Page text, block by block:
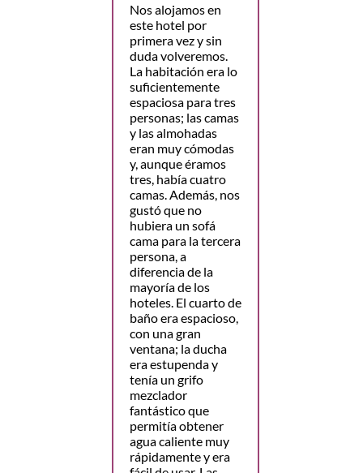
Nos alojamos en
este hotel por
primera vez y sin
duda volveremos.
La habitación era lo
suficientemente
espaciosa para tres
personas; las camas
y las almohadas
eran muy cómodas
y, aunque éramos
tres, había cuatro
camas. Además, nos
gustó que no
hubiera un sofá
cama para la tercera
persona, a
diferencia de la
mayoría de los
hoteles. El cuarto de
baño era espacioso,
con una gran
ventana; la ducha
era estupenda y
tenía un grifo
mezclador
fantástico que
permitía obtener
agua caliente muy
rápidamente y era